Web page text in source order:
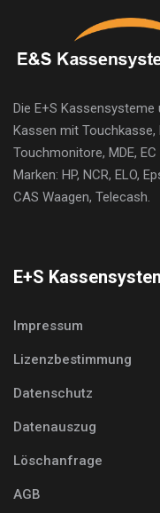
Die E+S
Kassen mit Touchkasse,
Touchmonitore, MDE,
Marken: HP, NCR, ELO,
CAS Waagen, Telecash.
E+S
Impressum
Lizenzbestimmung
Datenschutz
Datenauszug
Löschanfrage
AGB